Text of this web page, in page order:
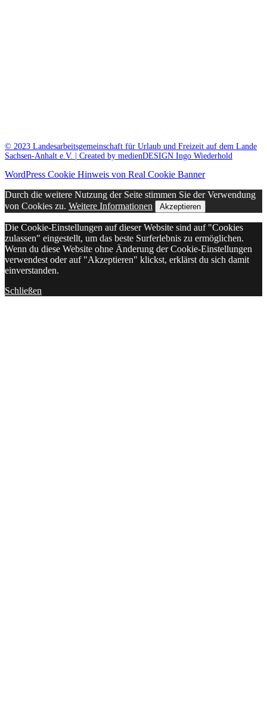
© 2023 Landesarbeitsgemeinschaft für Urlaub und Freizeit auf dem Lande
Sachsen-Anhalt e.V. | Created by medienDESIGN Ingo Wiederhold
WordPress Cookie Hinweis von Real Cookie Banner
Durch die weitere Nutzung der Seite stimmen Sie der Verwendung
von Cookies zu. Weitere Informationen Akzeptieren
Die Cookie-Einstellungen auf dieser Website sind auf "Cookies
zulassen" eingestellt, um das beste Surferlebnis zu ermöglichen.
Wenn du diese Website ohne Änderung der Cookie-Einstellungen
verwendest oder auf "Akzeptieren" klickst, erklärst du sich damit
einverstanden.
Schließen